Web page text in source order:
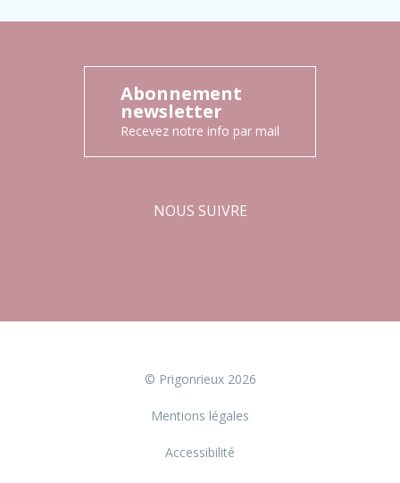
Abonnement
newsletter
Recevez notre info par mail
NOUS SUIVRE
© Prigonrieux 2026
Mentions légales
Accessibilité